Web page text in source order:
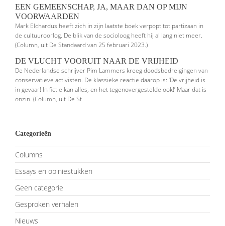
EEN GEMEENSCHAP, JA, MAAR DAN OP MIJN
VOORWAARDEN
Mark Elchardus heeft zich in zijn laatste boek verpopt tot partizaan in
de cultuuroorlog. De blik van de socioloog heeft hij al lang niet meer.
(Column, uit De Standaard van 25 februari 2023.)
DE VLUCHT VOORUIT NAAR DE VRIJHEID
De Nederlandse schrijver Pim Lammers kreeg doodsbedreigingen van
conser­vatieve activisten. De klassieke reactie daarop is: ‘De vrijheid is
in gevaar! In fictie kan alles, en het tegenovergestelde ook!’ Maar dat is
onzin. (Column, uit De St
Categorieën
Columns
Essays en opiniestukken
Geen categorie
Gesproken verhalen
Nieuws